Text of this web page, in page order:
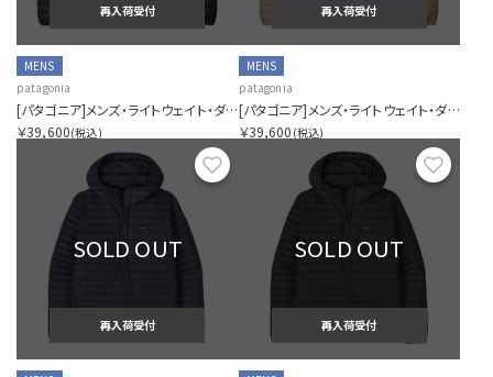
再入荷受付
MENS
patagonia
[パタゴニア]メンズ・ライトウェイト・ダウン・セーター・カーディガン
￥39,600(税込)
再入荷受付
MENS
patagonia
[パタゴニア]メンズ・ライトウェイト・ダウン・セーター・カーディガン
￥39,600 (税込)
お気に入り
SOLD OUT
再入荷受付
SOLD OUT
再入荷受付